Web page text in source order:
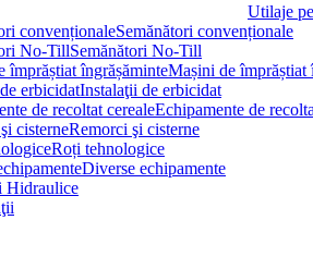
Utilaje
Semănători convenționale
Semănători No-Till
Mașini de împrăștiat
Instalaţii de erbicidat
Echipamente de
Remorci şi cisterne
Roți tehnologice
Diverse echipamente
Hidraulice